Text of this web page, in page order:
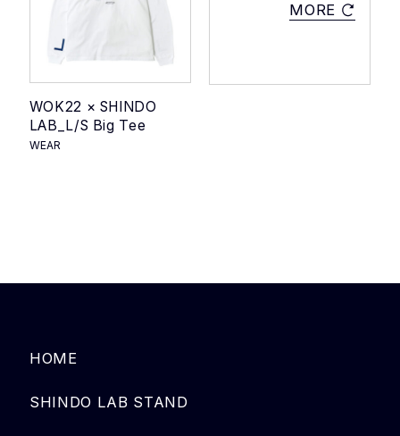
WOK22 × SHINDO
LAB_L/S Big Tee
WEAR
MORE
HOME
SHINDO LAB STAND